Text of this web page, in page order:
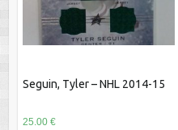
Seguin, Tyler – NHL 2014-15
25.00 €